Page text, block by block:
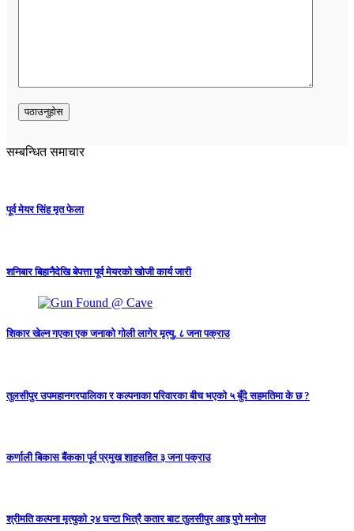
सम्बन्धित समाचार
पूर्व मेयर सिंह मृत फेला
शनिबार बिहानैदेखि बेपत्ता पूर्व मेयरको खोजी कार्य जारी
शिकार खेल्न गएका एक जनाको गोली लागेर मृत्यु, ८ जना पक्राउ
तुलसीपुर उपमहानगरपालिका र कल्पनाका परिवारका बीच भएको ५ बुँदे सहमतिमा के छ ?
कर्णाली बिकास बैंकका पूर्व प्रमुख शाहसहित ३ जना पक्राउ
श्रीमति कल्पना मृत्युको २४ घन्टा भित्रै कतार बाट तुलसीपुर आइ पुगे मनोज